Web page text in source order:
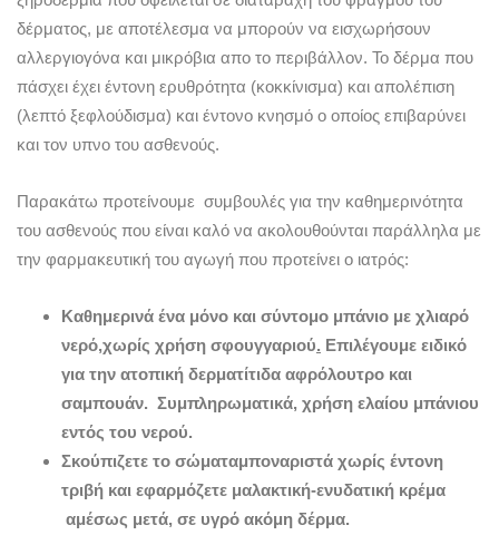
δέρματος, με αποτέλεσμα να μπορούν να εισχωρήσουν
αλλεργιογόνα και μικρόβια απο το περιβάλλον. Το δέρμα που
πάσχει έχει έντονη ερυθρότητα (κοκκίνισμα) και απολέπιση
(λεπτό ξεφλούδισμα) και έντονο κνησμό ο οποίος επιβαρύνει
και τον υπνο του ασθενούς.
Παρακάτω προτείνουμε συμβουλές για την καθημερινότητα
του ασθενούς που είναι καλό να ακολουθούνται παράλληλα με
την φαρμακευτική του αγωγή που προτείνει ο ιατρός:
Καθημερινά ένα μόνο και σύντομο μπάνιο με χλιαρό
νερό,χωρίς χρήση σφουγγαριού. Επιλέγουμε ειδικό
για την ατοπική δερματίτιδα αφρόλουτρο και
σαμπουάν. Συμπληρωματικά, χρήση ελαίου μπάνιου
εντός του νερού.
Σκούπιζετε το σώματαμποναριστά χωρίς έντονη
τριβή και εφαρμόζετε μαλακτική-ενυδατική κρέμα
αμέσως μετά, σε υγρό ακόμη δέρμα.